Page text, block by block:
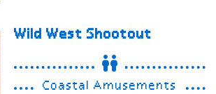
Wild West Shootout
Coastal Amusements